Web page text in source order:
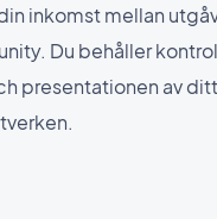
inkomst mellan
Du behåller
presentationen av